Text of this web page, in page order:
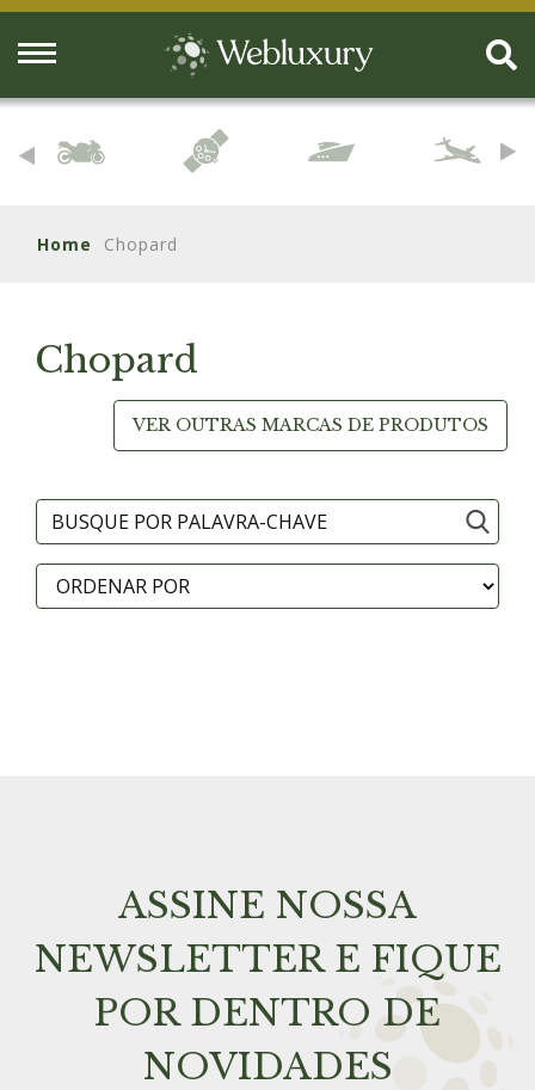
Home Chopard
Chopard
VER OUTRAS MARCAS DE PRODUTOS
ASSINE NOSSA
NEWSLETTER E FIQUE
POR DENTRO DE
NOVIDADES